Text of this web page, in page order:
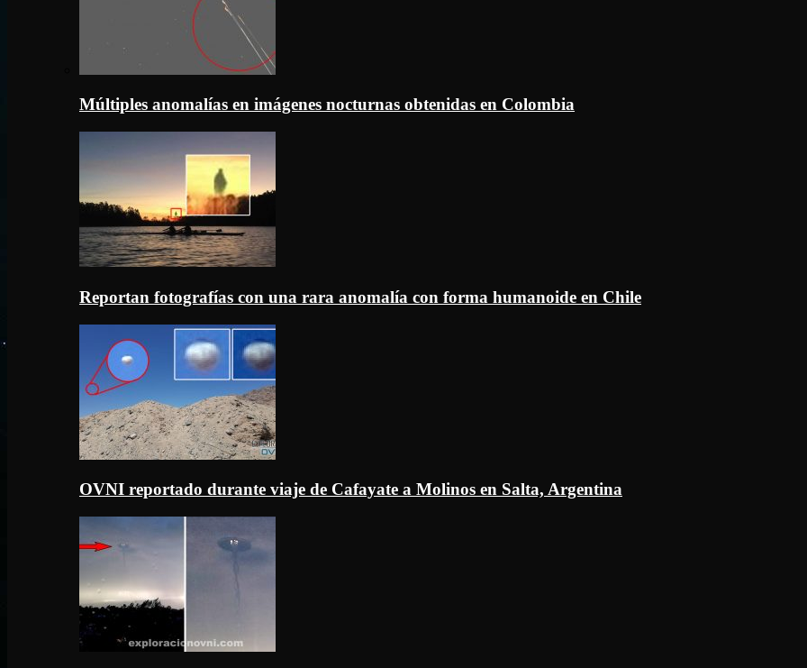
Múltiples anomalías en imágenes nocturnas obtenidas en Colombia
Reportan fotografías con una rara anomalía con forma humanoide en Chile
OVNI reportado durante viaje de Cafayate a Molinos en Salta, Argentina